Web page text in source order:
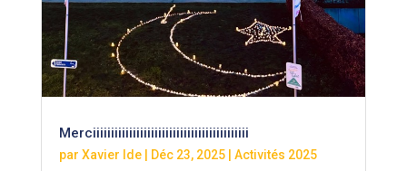
Merciiiiiiiiiiiiiiiiiiiiiiiiiiiiiiiiiiiiiiiiiii
par Xavier Ide| Déc 23, 2025| Activités 2025